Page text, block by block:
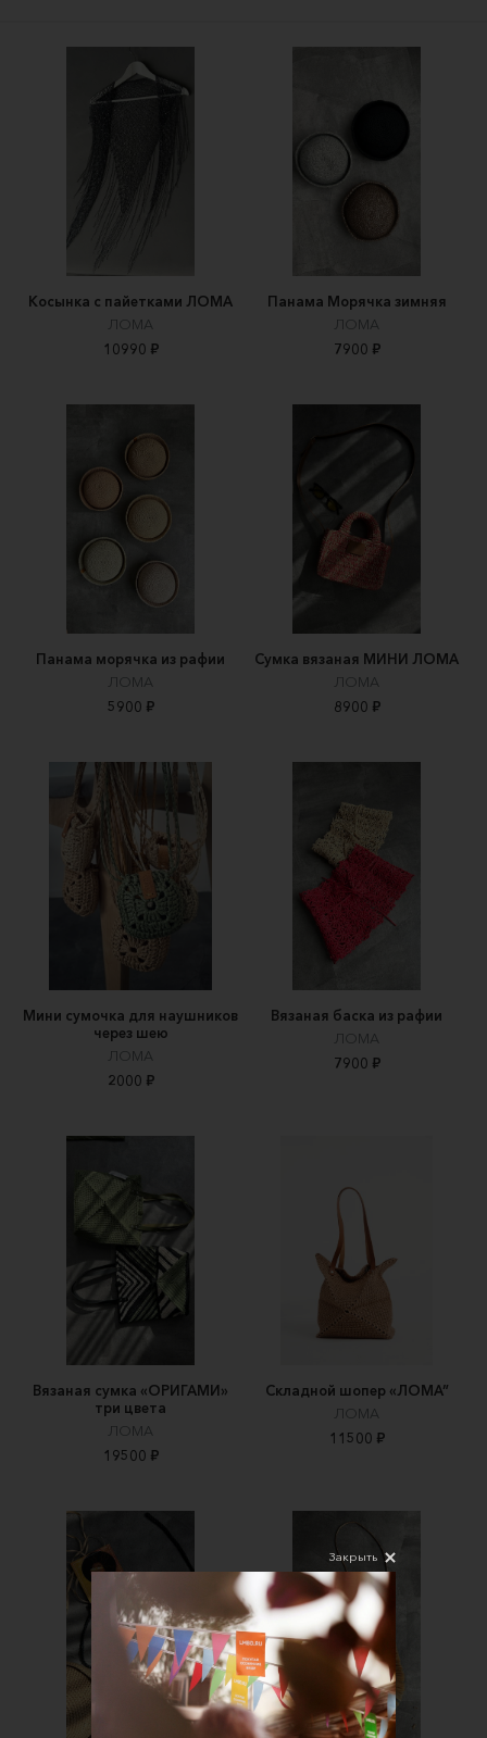
Косынка с пайетками ЛОМА
ЛОМА
10990 ₽
Панама Морячка зимняя
ЛОМА
7900 ₽
Панама морячка из рафии
ЛОМА
5900 ₽
Сумка вязаная МИНИ ЛОМА
ЛОМА
8900 ₽
Мини сумочка для наушников
через шею
ЛОМА
2000 ₽
Вязаная баска из рафии
ЛОМА
7900 ₽
Вязаная сумка «ОРИГАМИ»
три цвета
ЛОМА
19500 ₽
Складной шопер «ЛOMA”
ЛОМА
11500 ₽
Закрыть